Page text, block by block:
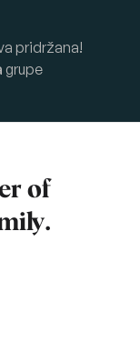
pridržana!
grupe
of